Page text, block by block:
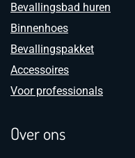
Bevallingsbad huren
Binnenhoes
Bevallingspakket
Accessoires
Voor professionals
Over ons